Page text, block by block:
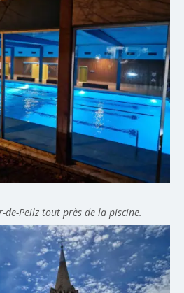
de-Peilz tout près de la piscine.